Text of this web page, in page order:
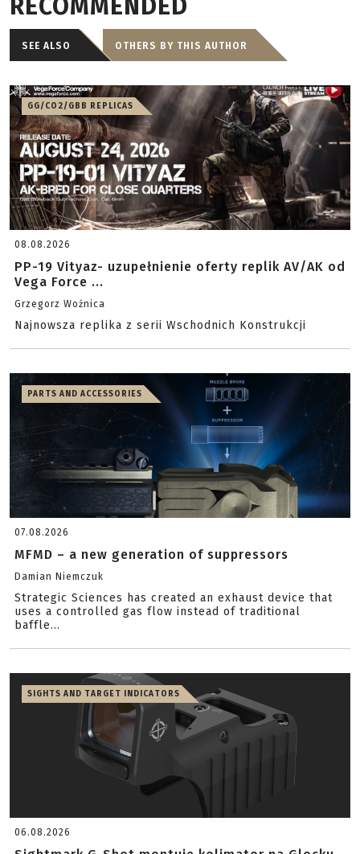
RECOMMENDED
SEE ALSO OTHERS BY THIS AUTHOR
GG/CO2/GBB REPLICAS
08.08.2026
PP-19 Vityaz- uzupełnienie oferty replik AV/AK od
Vega Force ...
Grzegorz Woźnica
Najnowsza replika z serii Wschodnich Konstrukcji
PARTS AND ACCESSORIES
07.08.2026
MFMD – a new generation of suppressors
Damian Niemczuk
Strategic Sciences has created an exhaust device that
uses a controlled gas flow instead of traditional
baffle...
SIGHTS AND TARGET INDICATORS
06.08.2026